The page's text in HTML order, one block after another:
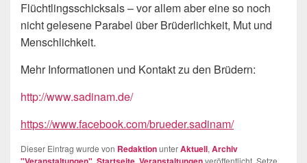
Flüchtlingsschicksals – vor allem aber eine so noch
nicht gelesene Parabel über Brüderlichkeit, Mut und
Menschlichkeit.
Mehr Informationen und Kontakt zu den Brüdern:
http://www.sadinam.de/
https://www.facebook.com/brueder.sadinam/
Dieser Eintrag wurde von RedaktionunterAktuell, Archiv